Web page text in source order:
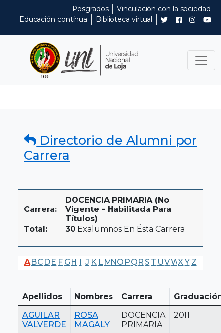
Posgrados
Vinculación con la sociedad
Educación contínua
Biblioteca virtual
Directorio de Alumni por
Carrera
Carrera:
DOCENCIA PRIMARIA (No
Vigente - Habilitada Para
Títulos)
Total:
30 Exalumnos En Ésta Carrera
ABC DE F G H I J K LMNO PQR S T UVWX Y Z
Apellidos Nombres Carrera
AGUILAR
VALVERDE
ROSA
MAGALY
DOCENCIA
PRIMARIA
2011